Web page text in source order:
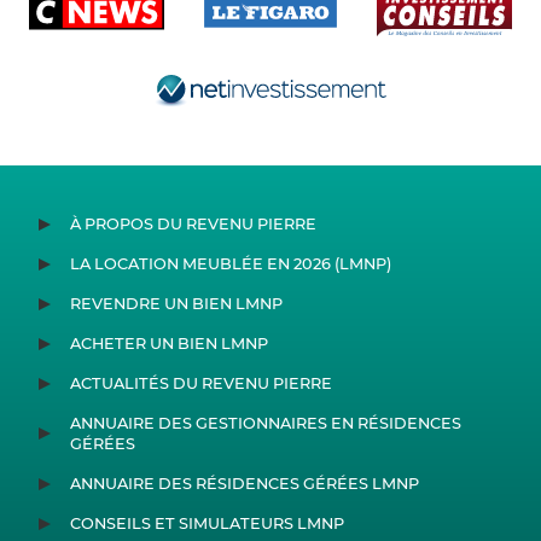
À PROPOS DU REVENU PIERRE
LA LOCATION MEUBLÉE EN 2026 (LMNP)
REVENDRE UN BIEN LMNP
ACHETER UN BIEN LMNP
ACTUALITÉS DU REVENU PIERRE
ANNUAIRE DES GESTIONNAIRES EN RÉSIDENCES
GÉRÉES
ANNUAIRE DES RÉSIDENCES GÉRÉES LMNP
CONSEILS ET SIMULATEURS LMNP